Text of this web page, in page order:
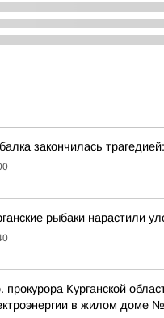
закончилась
рыбаки нарастили
прокурора Курганской
в жилом доме